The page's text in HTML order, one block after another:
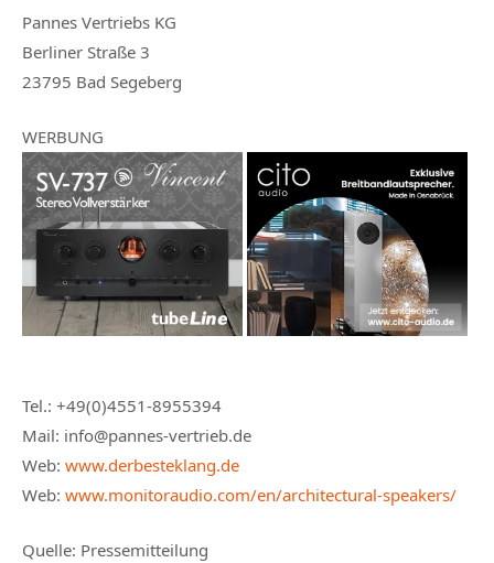
Pannes Vertriebs KG
Berliner Straße 3
23795 Bad Segeberg
WERBUNG
Tel.: +49(0)4551-8955394
Mail: info@pannes-vertrieb.de
Web: www.derbesteklang.de
Web: www.monitoraudio.com/en/architectural-speakers/
Quelle: Pressemitteilung